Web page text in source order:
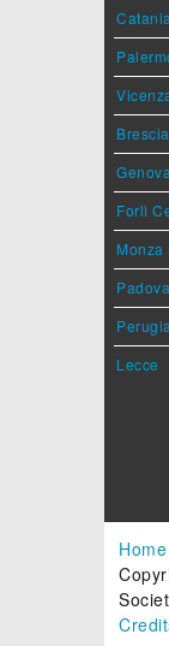
Catania
Brescia
Genova
Forlì
Monza
Padova
Perugia
Lecce
Home